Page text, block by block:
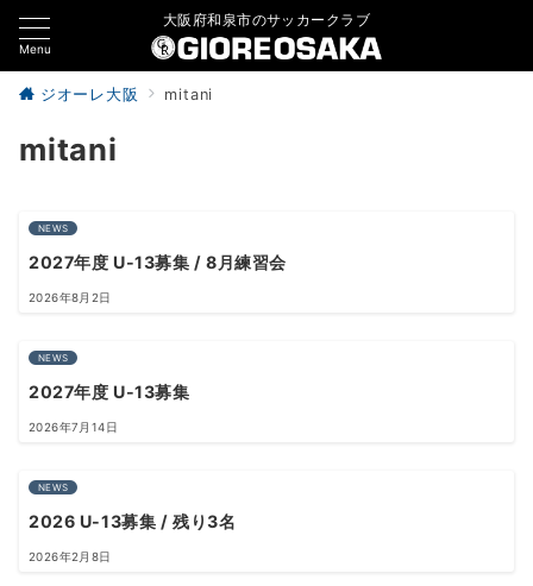
Menu
大阪府和泉市のサッカークラブ
ジオーレ大阪 mitani
mitani
NEWS
2027年度 U-13募集 / 8月練習会
2026年8月2日
NEWS
2027年度 U-13募集
2026年7月14日
NEWS
2026 U-13募集 / 残り3名
2026年2月8日